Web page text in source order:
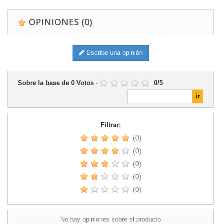
OPINIONES (0)
Escribe una opinión
Sobre la base de 0 Votos - 0/5
Filtrar:
(0)
(0)
(0)
(0)
(0)
No hay opiniones sobre el producto